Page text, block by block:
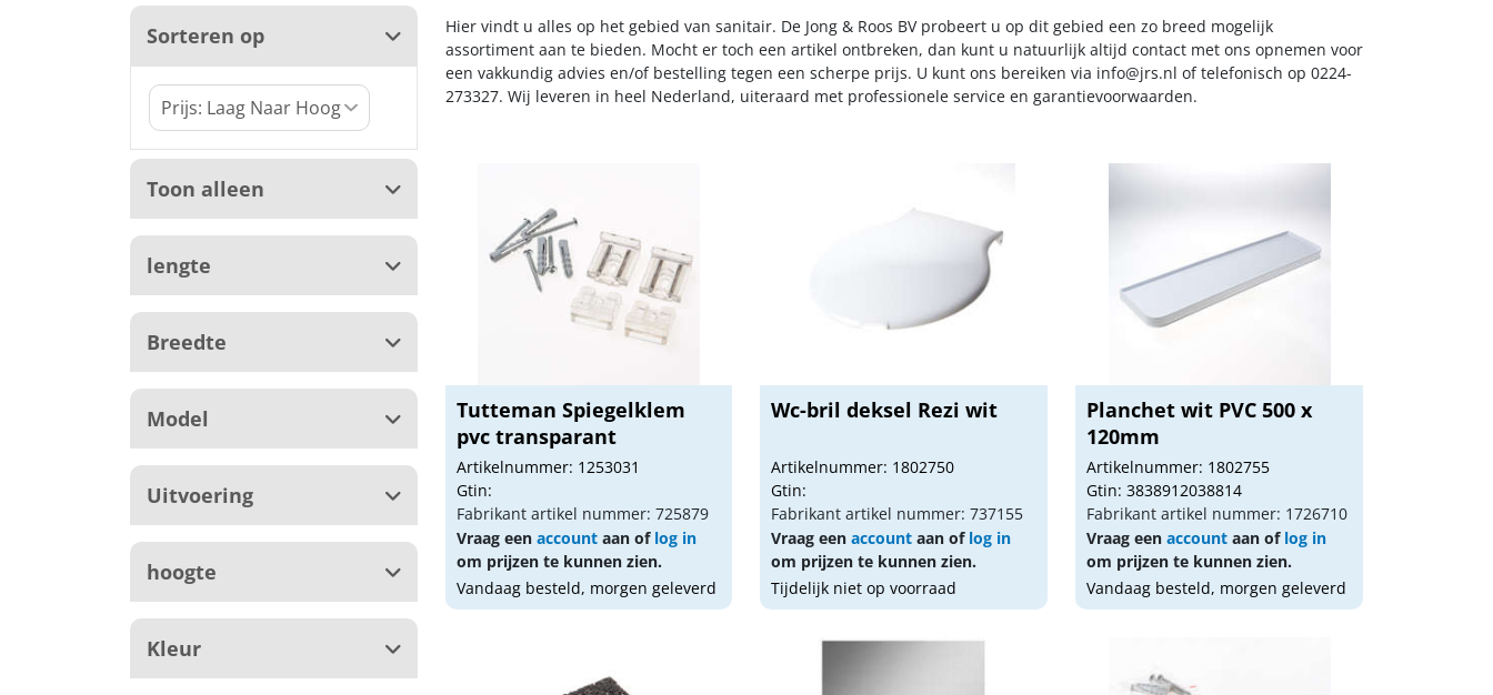
Sorteren op
Toon alleen
lengte
Breedte
Model
Uitvoering
hoogte
Kleur
Hier vindt u alles op het gebied van sanitair. De Jong & Roos BV probeert u op dit gebied een zo breed mogelijk
assortiment aan te bieden. Mocht er toch een artikel ontbreken, dan kunt u natuurlijk altijd contact met ons opnemen voor
een vakkundig advies en/of bestelling tegen een scherpe prijs. U kunt ons bereiken via info@jrs.nl of telefonisch op 0224-
273327. Wij leveren in heel Nederland, uiteraard met professionele service en garantievoorwaarden.
Tutteman Spiegelklem
pvc transparant
Artikelnummer: 1253031
Gtin:
Fabrikant artikel nummer: 725879
Vraag een accountaan of log in
om prijzen te kunnen zien.
Vandaag besteld, morgen geleverd
Wc-bril deksel Rezi wit
Artikelnummer: 1802750
Gtin:
Fabrikant artikel nummer: 737155
Vraag eenaccount aan of log in
om prijzen te kunnen zien.
Tijdelijk niet op voorraad
Planchet wit PVC 500 x
120mm
Artikelnummer: 1802755
Gtin: 3838912038814
Fabrikant artikel nummer: 1726710
Vraag eenaccount aan of log in
om prijzen te kunnen zien.
Vandaag besteld, morgen geleverd